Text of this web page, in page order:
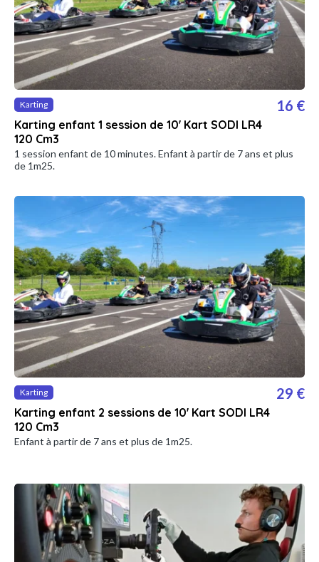
Karting
Karting enfant 1 session de 10' Kart SODI LR4
120 Cm3
16 €
1 session enfant de 10 minutes. Enfant à partir de 7 ans et plus
de 1m25.
Karting
Karting enfant 2 sessions de 10' Kart SODI LR4
120 Cm3
29 €
Enfant à partir de 7 ans et plus de 1m25.